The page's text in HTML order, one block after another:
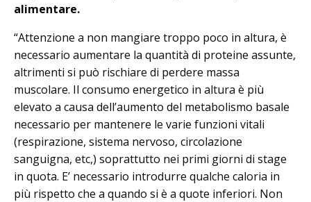
alimentare.
“Attenzione a non mangiare troppo poco in altura, è
necessario aumentare la quantità di proteine assunte,
altrimenti si può rischiare di perdere massa
muscolare. Il consumo energetico in altura è più
elevato a causa dell’aumento del metabolismo basale
necessario per mantenere le varie funzioni vitali
(respirazione, sistema nervoso, circolazione
sanguigna, etc,) soprattutto nei primi giorni di stage
in quota. E’ necessario introdurre qualche caloria in
più rispetto che a quando si è a quote inferiori. Non